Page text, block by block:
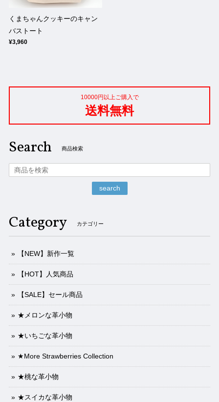
くまちゃんクッキーのキャン
バストート
¥3,960
10000円以上ご購入で
送料無料
Search 商品検索
search
Category カテゴリー
【NEW】新作一覧
【HOT】人気商品
【SALE】セール商品
★メロンな革小物
★いちごな革小物
★More Strawberries Collection
★桃な革小物
★スイカな革小物